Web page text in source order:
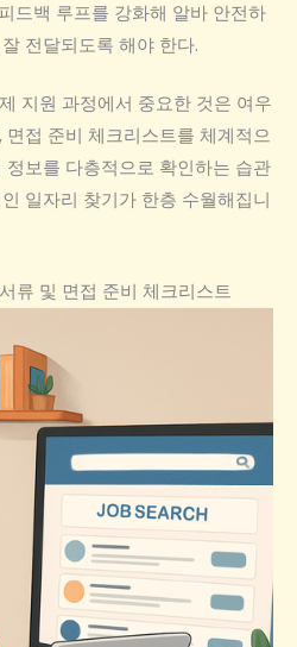
드백 루프를 강화해 알바 안전하
전달되도록 해야 한다.
지원 과정에서 중요한 것은 여우
접 준비 체크리스트를 체계적으
보를 다층적으로 확인하는 습관
일자리 찾기가 한층 수월해집니
류 및 면접 준비 체크리스트